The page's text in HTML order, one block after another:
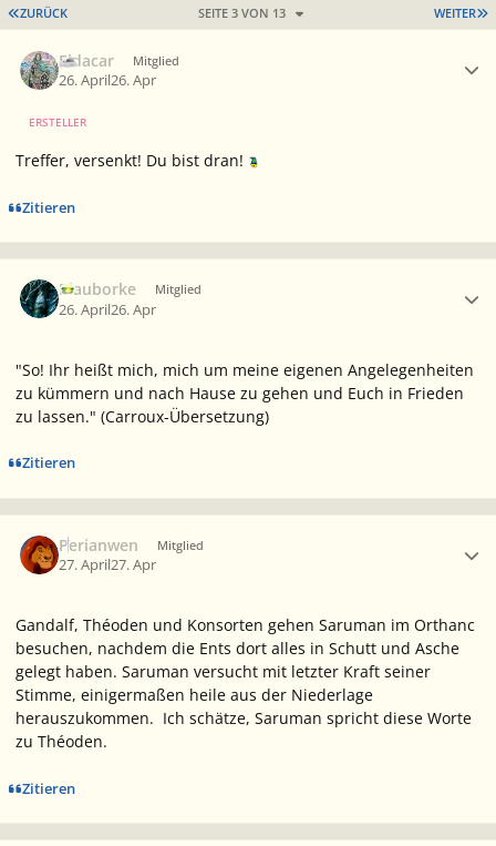
ERSTE SEITE
ZURÜCK WEITER
SEITE 3 VON 13
Eldacar Mitglied
26. April26. Apr
ERSTELLER
Treffer, versenkt! Du bist dran!
Zitieren
Blauborke Mitglied
26. April26. Apr
"So! Ihr heißt mich, mich um meine eigenen Angelegenheiten
zu kümmern und nach Hause zu gehen und Euch in Frieden
zu lassen." (Carroux-Übersetzung)
Zitieren
Perianwen Mitglied
27. April27. Apr
Gandalf, Théoden und Konsorten gehen Saruman im Orthanc
besuchen, nachdem die Ents dort alles in Schutt und Asche
gelegt haben. Saruman versucht mit letzter Kraft seiner
Stimme, einigermaßen heile aus der Niederlage
herauszukommen. Ich schätze, Saruman spricht diese Worte
zu Théoden.
Zitieren